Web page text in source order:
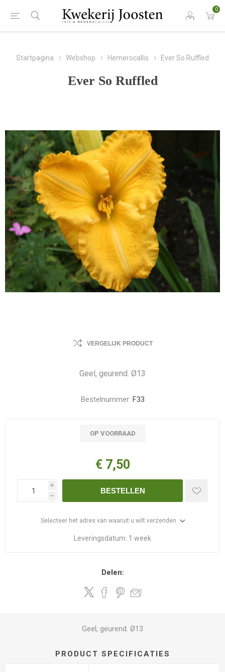
0
Startpagina Webshop Hemerocallis Ever So Ruffled
Ever So Ruffled
VERGELIJK PRODUCT
Geel, geurend. Ø13
Bestelnummer: F33
OP VOORRAAD
€ 7,50
i
h
BESTELLEN
Selecteer het adres van waaruit u wilt verzenden
Leveringsdatum: 1 week
Delen:
Geel, geurend. Ø13
PRODUCT SPECIFICATIES